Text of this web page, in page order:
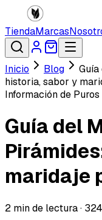
TiendaMarcas
Inicio Blog
historia, sabor y
Información de Puros
Guía del
maridaje
2 min de lectura · 324